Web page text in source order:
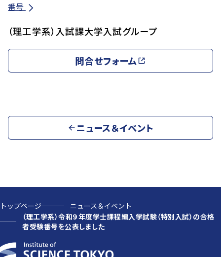
番号
（理工学系）入試課大学入試グループ
問合せフォーム
ニュース＆イベント
トップページ
ニュース＆イベント
（理工学系）令和９年度学士課程編入学試験（特別入試）の合格
者受験番号を公表しました